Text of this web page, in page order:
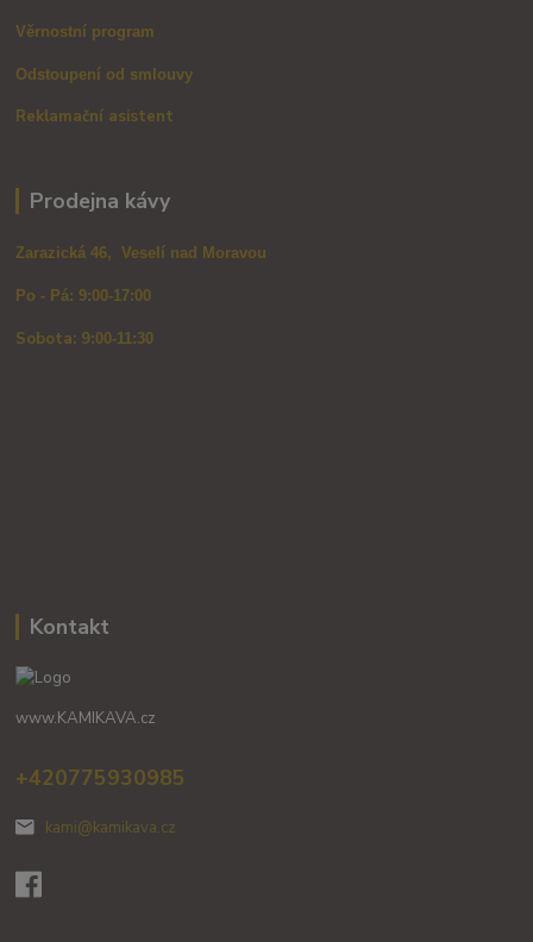
Věrnostní program
Odstoupení od smlouvy
Reklamační asistent
Prodejna kávy
Zarazická 46, Veselí nad Moravou
Po - Pá: 9:00-17:00
Sobota: 9:00-11:30
Kontakt
www.KAMIKAVA.cz
+420775930985
kami@kamikava.cz